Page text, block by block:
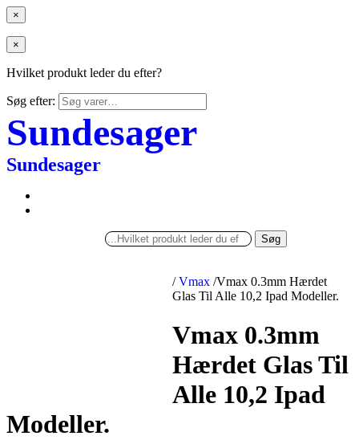
×
×
Hvilket produkt leder du efter?
Søg efter:
Sundesager
Sundesager
Søg
/ Vmax /Vmax 0.3mm Hærdet
Glas Til Alle 10,2 Ipad Modeller.
Vmax 0.3mm
Hærdet Glas Til
Alle 10,2 Ipad
Modeller.